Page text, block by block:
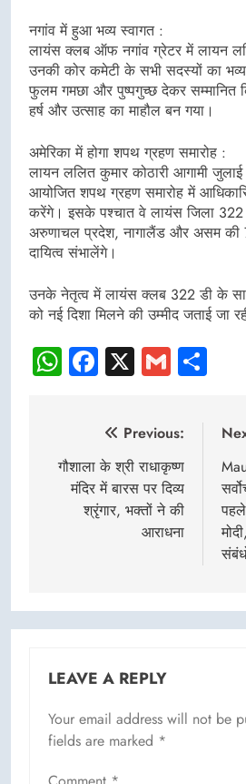
नगांव में हुआ भव्य स्वागत :
लायंस क्लब ऑफ नगांव ग्रेटर में लायन
उनकी कोर कमेटी के सभी सदस्यों का
फुलम गमछा और पुष्पगुच्छ देकर सम्मानित
हर्ष और उत्साह का माहौल बन गया।
अमेरिका में होगा शपथ ग्रहण समारोह :
लायन ललित कुमार कोठारी आगामी
आयोजित शपथ ग्रहण समारोह में
करेंगे। इसके पश्चात वे लायंस जिला 322
अरुणाचल प्रदेश, नागालैंड और असम की
दायित्व संभालेंगे।
उनके नेतृत्व में लायंस क्लब 322 डी के
को नई दिशा मिलने की उम्मीद जताई जा
WhatsApp
Facebook
X Gmail
navigation
Previous:
गौशाला के श्री राधाकृष्ण
मंदिर में बारस पर दिव्य
श्रृंगार, भक्तों ने की
आराधना
LEAVE A REPLY
Your email address will not be
fields are marked *